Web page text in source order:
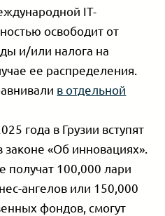
IT-
освободит от
и/или налога на
ее распределения.
в отдельной
года в Грузии вступят
законе «Об инновациях».
получат 100,000 лари
ангелов или 150,000
фондов, смогут